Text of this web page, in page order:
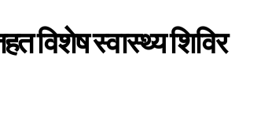
विशेष स्वास्थ्य शिविर